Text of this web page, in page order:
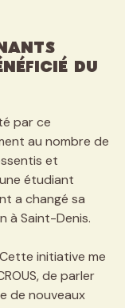
du
par ce
au nombre de
et
étudiant
a changé sa
à Saint-Denis.
initiative me
de parler
de nouveaux